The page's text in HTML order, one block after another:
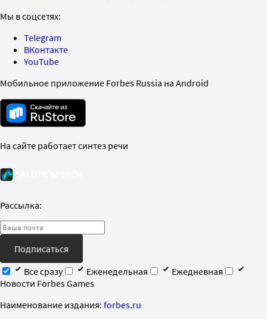
Мы в соцсетях:
Telegram
ВКонтакте
YouTube
Мобильное приложение Forbes Russia на Android
На сайте работает синтез речи
Рассылка:
Подписаться
Все сразу
Еженедельная
Ежедневная
Новости Forbes Games
Наименование издания: forbes.ru